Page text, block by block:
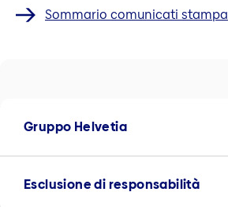
Sommario comunicati stampa
Gruppo Helvetia
Esclusione di responsabilità